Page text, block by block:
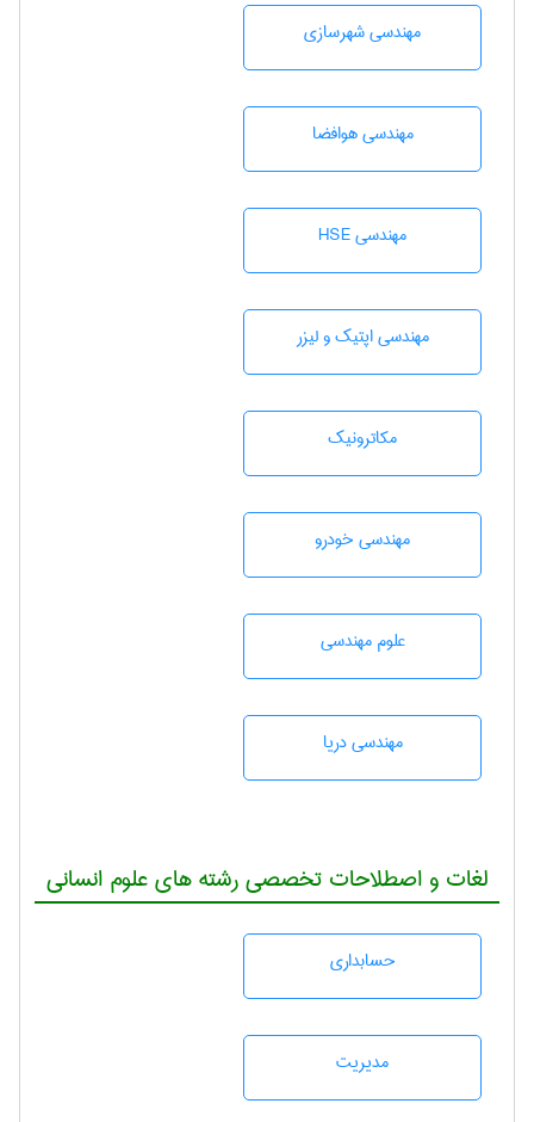
مهندسی شهرسازی
مهندسی هوافضا
مهندسی HSE
مهندسی اپتیک و لیزر
مکاترونیک
مهندسی خودرو
علوم مهندسی
مهندسی دریا
لغات و اصطلاحات تخصصی رشته های علوم انسانی
حسابداری
مديريت